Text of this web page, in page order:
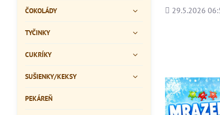
Pridané
29.5.2026
ČOKOLÁDY
TYČINKY
CUKRÍKY
SUŠIENKY/KEKSY
PEKÁREŇ